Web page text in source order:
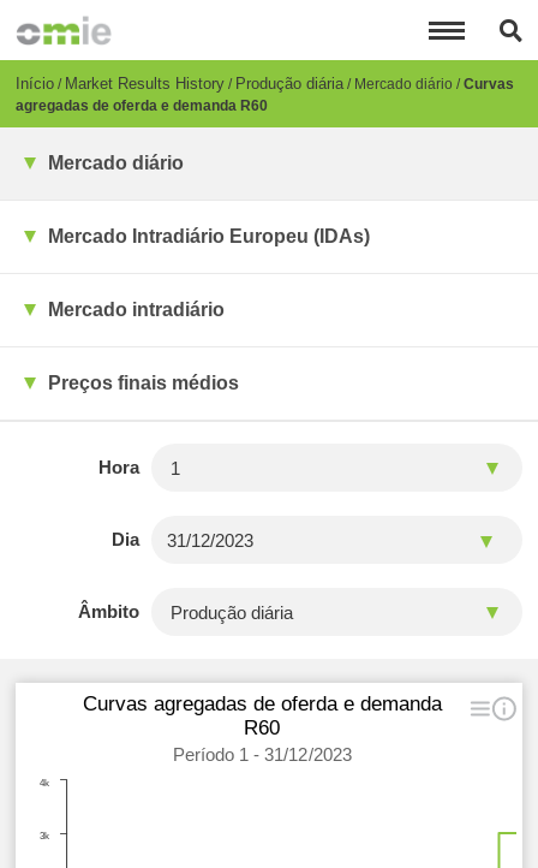
para
conteúdo
Breadcrumb
Início Market Results History Produção diária Mercado diário Curvas
agregadas de oferda e demanda R60
Mercado diário
Mercado Intradiário Europeu (IDAs)
Mercado intradiário
Preços finais médios
Hora
Dia
Âmbito
Curvas agregadas de oferda e demanda
R60
Período 1 - 31/12/2023
3k
4k